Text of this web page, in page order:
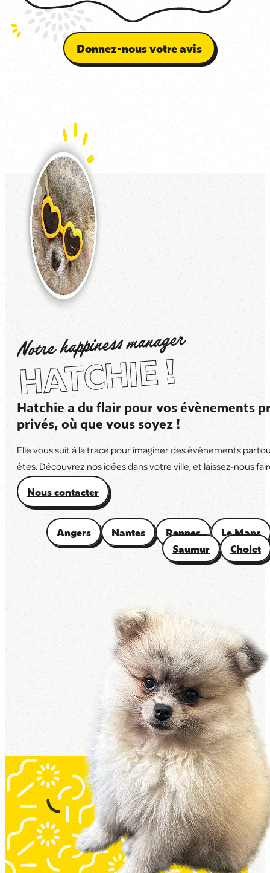
Donnez-nous votre avis
Notre happiness manager
HATCHIE !
Hatchie a du flair pour vos évènements
privés, où que vous soyez !
Elle vous suit à la trace pour imaginer des événements
êtes. Découvrez nos idées dans votre ville, et laissez-nous
Nous contacter
Angers Nantes Rennes
Le Mans
Saumur
Cholet